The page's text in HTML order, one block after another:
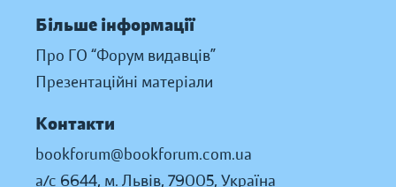
Більше інформації
Про ГО “Форум видавців”
Презентаційні матеріали
Контакти
bookforum@bookforum.com.ua
а/с 6644, м. Львів, 79005, Україна